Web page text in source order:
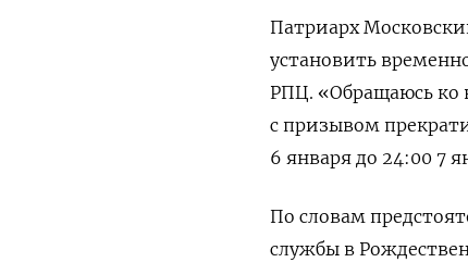
Патриарх
установить
РПЦ. «Обращаюсь ко
с призывом
6 января до 24:00 7
По словам
службы в